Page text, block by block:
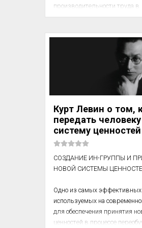
производительности труда в
специальные ящики. За
его, получал
части прибыли, полученной за
повышения
в результате реализации его
предложения. Прошло шесть
ни единого предложения не
недоумевали. Они слышали
рассказов об
инициативности японских
не менее...
Курт Левин о том,
передать
систему ценностей
СОЗДАНИЕ ИН-ГРУППЫ И
НОВОЙ СИСТЕМЫ
Одно из самых эффективных
используемых на
для обеспечения принятия
ценностей в процессе